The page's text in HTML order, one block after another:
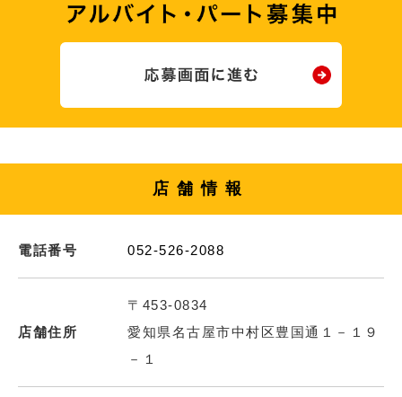
店舗情報
電話番号 052-526-2088
店舗住所
〒453-0834
愛知県名古屋市中村区豊国通１－１９
－１